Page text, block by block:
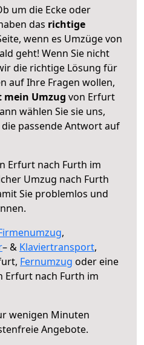
um die Ecke oder
das richtige
wenn es Umzüge von
geht! Wenn Sie nicht
die richtige Lösung für
auf Ihre Fragen wollen,
Umzug von Erfurt
wählen Sie sie uns,
passende Antwort auf
Erfurt nach Furth im
Umzug nach Furth
Sie problemlos und
,
– & Klaviertransport,
Fernumzug oder eine
Erfurt nach Furth im
wenigen Minuten
Angebote.